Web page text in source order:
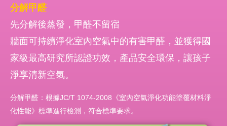
分解甲醛
先分解後蒸發，甲醛不留宿
牆面可持續淨化室內空氣中的有害甲醛，並獲得國
家級最高研究所認證功效，產品安全環保，讓孩子
淨享清新空氣。
分解甲醛：根據JC/T 1074-2008《室內空氣淨化功能塗覆材料淨
化性能》標準進行檢測，符合標準要求。